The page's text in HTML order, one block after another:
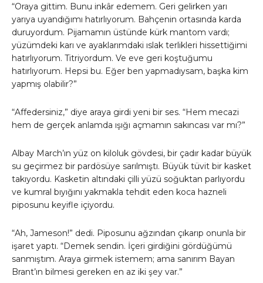
“Oraya gittim. Bunu inkâr edemem. Geri gelirken yarı
yarıya uyandığımı hatırlıyorum. Bahçenin ortasında karda
duruyordum. Pijamamın üstünde kürk mantom vardı;
yüzümdeki karı ve ayaklarımdaki ıslak terlikleri hissettiğimi
hatırlıyorum. Titriyordum. Ve eve geri koştuğumu
hatırlıyorum. Hepsi bu. Eğer ben yapmadıysam, başka kim
yapmış olabilir?”
“Affedersiniz,” diye araya girdi yeni bir ses. “Hem mecazi
hem de gerçek anlamda ışığı açmamın sakıncası var mı?”
Albay March’ın yüz on kiloluk gövdesi, bir çadır kadar büyük
su geçirmez bir pardösüye sarılmıştı. Büyük tüvit bir kasket
takıyordu. Kasketin altındaki çilli yüzü soğuktan parlıyordu
ve kumral bıyığını yakmakla tehdit eden koca hazneli
piposunu keyifle içiyordu.
“Ah, Jameson!” dedi. Piposunu ağzından çıkarıp onunla bir
işaret yaptı. “Demek sendin. İçeri girdiğini gördüğümü
sanmıştım. Araya girmek istemem; ama sanırım Bayan
Brant’ın bilmesi gereken en az iki şey var.”